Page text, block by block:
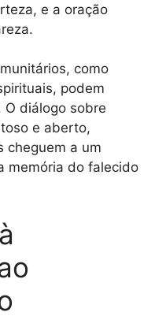
e a oração
como
podem
O diálogo sobre
e aberto,
cheguem a um
memória do falecido